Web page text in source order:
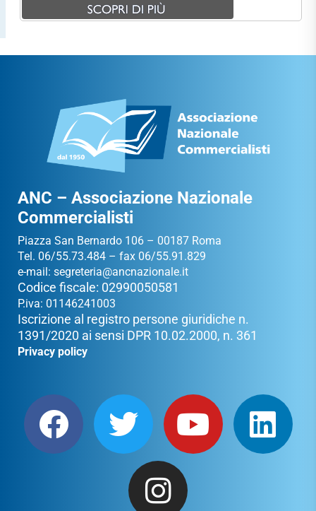
ANC – Associazione Nazionale
Commercialisti
Piazza San Bernardo 106 – 00187 Roma
Tel. 06/55.73.484 – fax 06/55.91.829
e-mail: segreteria@ancnazionale.it
Codice fiscale: 02990050581
P.iva: 01146241003
Iscrizione al registro persone giuridiche n.
1391/2020 ai sensi DPR 10.02.2000, n. 361
Privacy policy